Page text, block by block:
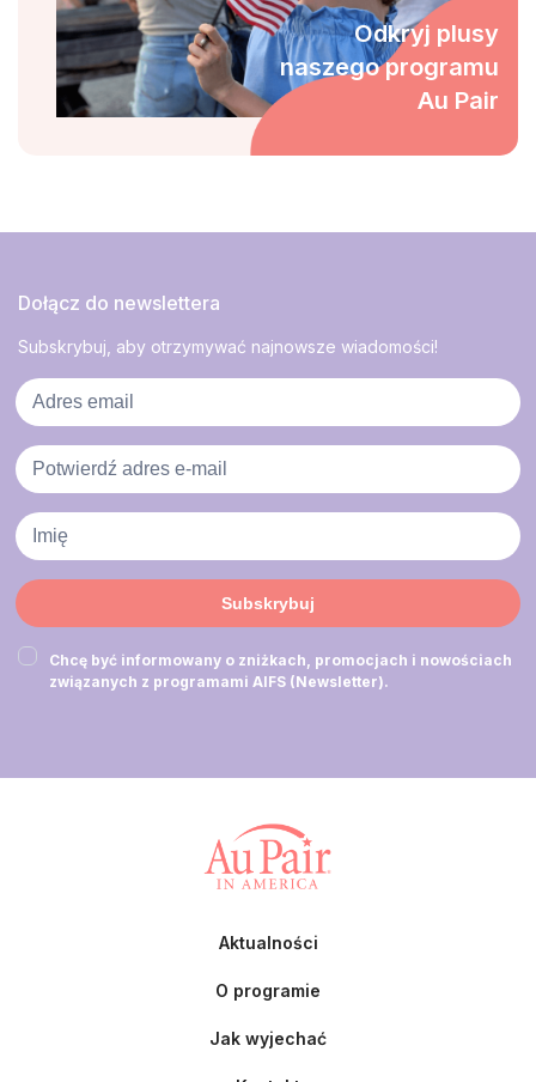
Odkryj plusy
naszego programu
Au Pair
Dołącz do newslettera
Subskrybuj, aby otrzymywać najnowsze wiadomości!
Subskrybuj
Chcę być informowany o zniżkach, promocjach i nowościach
związanych z programami AIFS (Newsletter).
Aktualności
O programie
Jak wyjechać